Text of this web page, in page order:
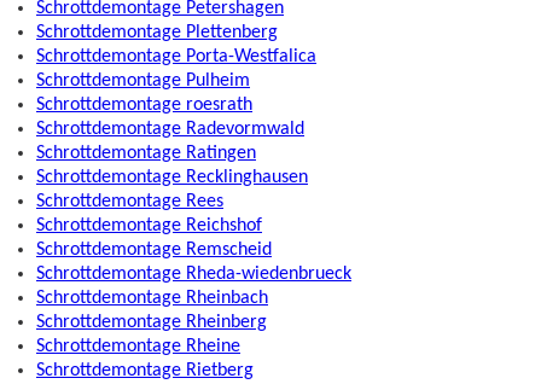
Schrottdemontage Petershagen
Schrottdemontage Plettenberg
Schrottdemontage Porta-Westfalica
Schrottdemontage Pulheim
Schrottdemontage roesrath
Schrottdemontage Radevormwald
Schrottdemontage Ratingen
Schrottdemontage Recklinghausen
Schrottdemontage Rees
Schrottdemontage Reichshof
Schrottdemontage Remscheid
Schrottdemontage Rheda-wiedenbrueck
Schrottdemontage Rheinbach
Schrottdemontage Rheinberg
Schrottdemontage Rheine
Schrottdemontage Rietberg